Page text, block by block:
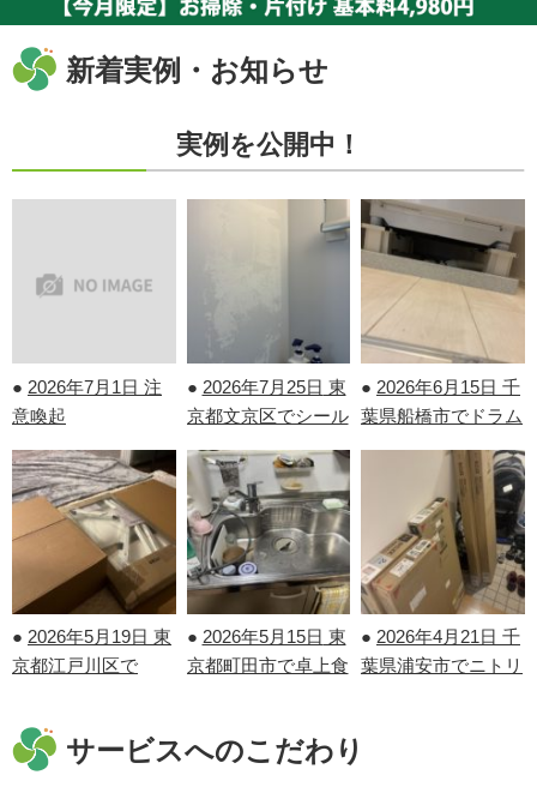
新着実例・お知らせ
実例を公開中！
● 2026年7月1日 注
意喚起
● 2026年7月25日 東
京都文京区でシール
た！
● 2026年6月15日 千
葉県船橋市でドラム
を行いました！
● 2026年5月19日 東
京都江戸川区で
立てを行いました！
● 2026年5月15日 東
京都町田市で卓上食
● 2026年4月21日 千
葉県浦安市でニトリ
サービスへのこだわり